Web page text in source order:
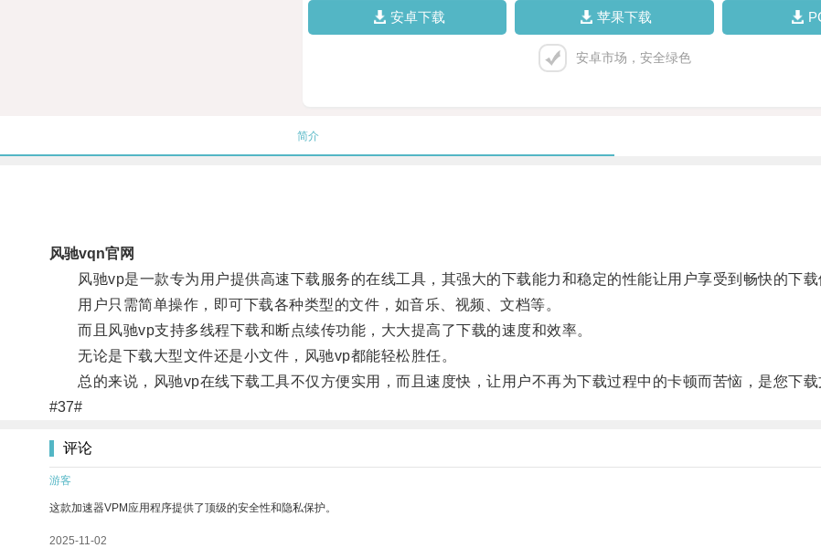
安卓下载 苹果下载
安卓市场，安全绿色
简介
风驰vqn官网
风驰vp是一款专为用户提供高速下载服务的在线工具，其强大的下载能力和稳定的性能让用户享受到畅快的下载
用户只需简单操作，即可下载各种类型的文件，如音乐、视频、文档等。
而且风驰vp支持多线程下载和断点续传功能，大大提高了下载的速度和效率。
无论是下载大型文件还是小文件，风驰vp都能轻松胜任。
总的来说，风驰vp在线下载工具不仅方便实用，而且速度快，让用户不再为下载过程中的卡顿而苦恼，是您下载
#37#
评论
游客
这款加速器VPM应用程序提供了顶级的安全性和隐私保护。
2025-11-02